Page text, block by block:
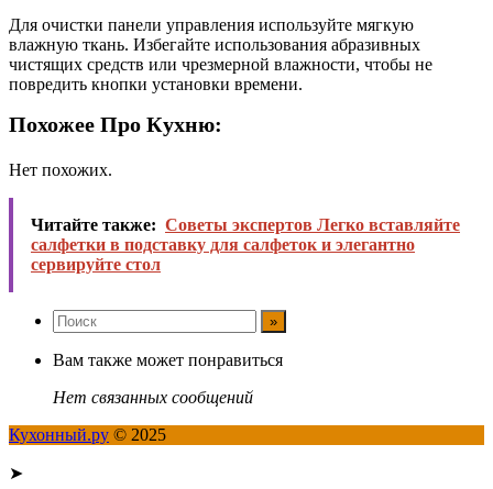
Для очистки панели управления используйте мягкую
влажную ткань. Избегайте использования абразивных
чистящих средств или чрезмерной влажности, чтобы не
повредить кнопки установки времени.
Похожее Про Кухню:
Нет похожих.
Читайте также: Советы экспертов Легко вставляйте
салфетки в подставку для салфеток и элегантно
сервируйте стол
Вам также может понравиться
Нет связанных сообщений
Кухонный.ру © 2025
➤